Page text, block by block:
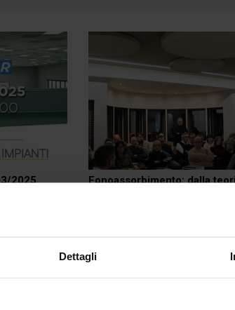
Dettagli
2025
Fonoassorbimento: dalla